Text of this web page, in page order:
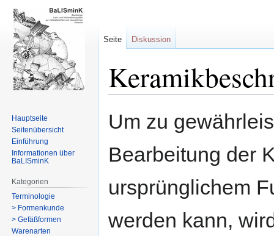
Navigation
Suche
Um zu
Bearbeitung der
ursprünglichem
werden kann,
Seite Diskussion
Hauptseite
Seitenübersicht
Einführung
Informationen über
BaLISminK
Kategorien
Terminologie
> Formenkunde
> Gefäßformen
Warenarten